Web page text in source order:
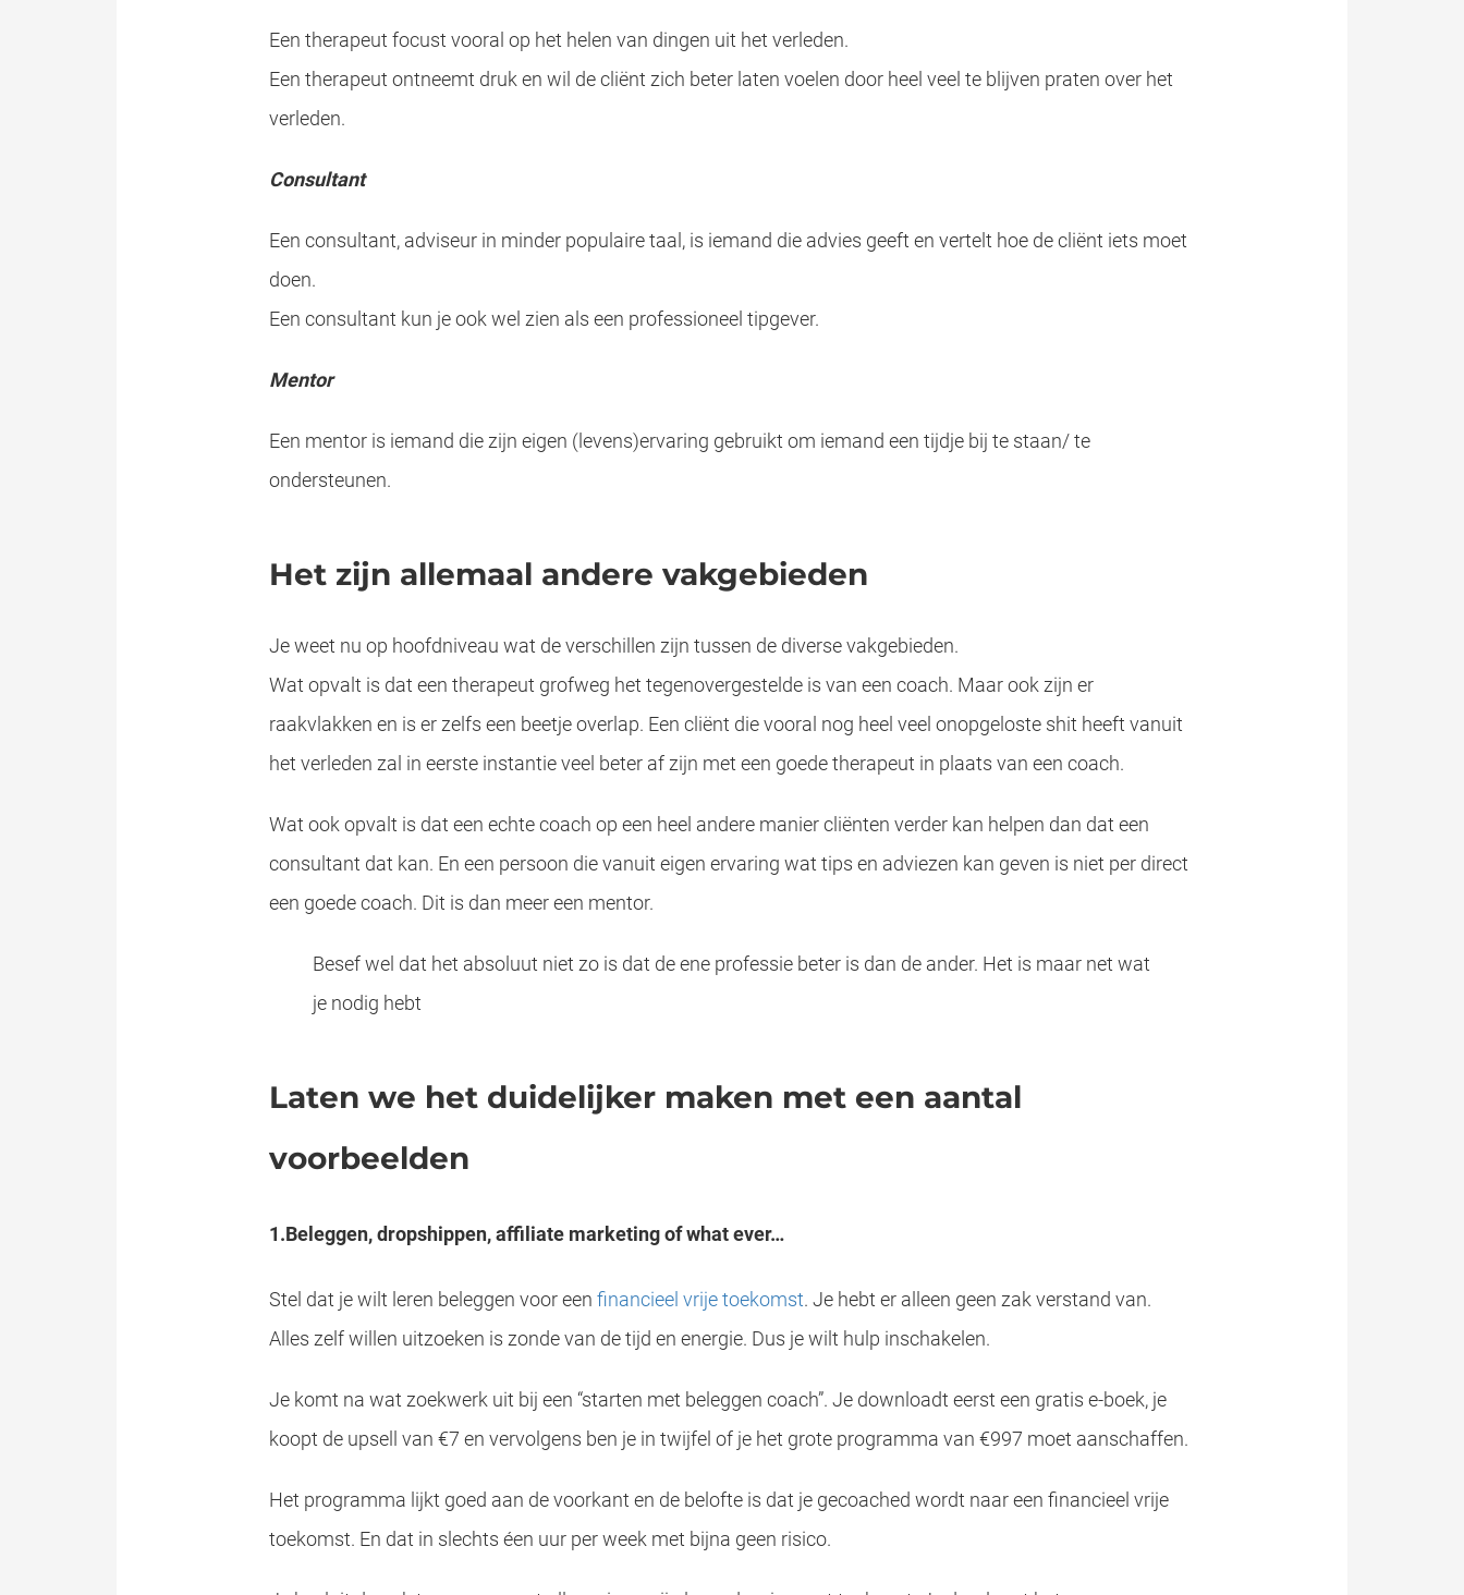
Een therapeut focust vooral op het helen van dingen uit het verleden.
Een therapeut ontneemt druk en wil de cliënt zich beter laten voelen door heel veel te blijven praten over het
verleden.
Consultant
Een consultant, adviseur in minder populaire taal, is iemand die advies geeft en vertelt hoe de cliënt iets moet
doen.
Een consultant kun je ook wel zien als een professioneel tipgever.
Mentor
Een mentor is iemand die zijn eigen (levens)ervaring gebruikt om iemand een tijdje bij te staan/ te
ondersteunen.
Het zijn allemaal andere vakgebieden
Je weet nu op hoofdniveau wat de verschillen zijn tussen de diverse vakgebieden.
Wat opvalt is dat een therapeut grofweg het tegenovergestelde is van een coach. Maar ook zijn er
raakvlakken en is er zelfs een beetje overlap. Een cliënt die vooral nog heel veel onopgeloste shit heeft vanuit
het verleden zal in eerste instantie veel beter af zijn met een goede therapeut in plaats van een coach.
Wat ook opvalt is dat een echte coach op een heel andere manier cliënten verder kan helpen dan dat een
consultant dat kan. En een persoon die vanuit eigen ervaring wat tips en adviezen kan geven is niet per direct
een goede coach. Dit is dan meer een mentor.
Besef wel dat het absoluut niet zo is dat de ene professie beter is dan de ander. Het is maar net wat
je nodig hebt
Laten we het duidelijker maken met een aantal
voorbeelden
1.Beleggen, dropshippen, affiliate marketing of what ever…
Stel dat je wilt leren beleggen voor een financieel vrije toekomst. Je hebt er alleen geen zak verstand van.
Alles zelf willen uitzoeken is zonde van de tijd en energie. Dus je wilt hulp inschakelen.
Je komt na wat zoekwerk uit bij een “starten met beleggen coach”. Je downloadt eerst een gratis e-boek, je
koopt de upsell van €7 en vervolgens ben je in twijfel of je het grote programma van €997 moet aanschaffen.
Het programma lijkt goed aan de voorkant en de belofte is dat je gecoached wordt naar een financieel vrije
toekomst. En dat in slechts éen uur per week met bijna geen risico.